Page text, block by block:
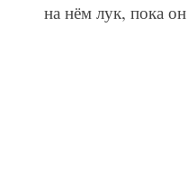
на нём лук, пока